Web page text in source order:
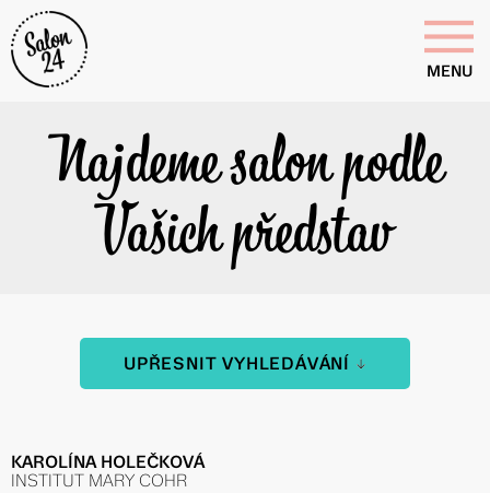
MENU
Najdeme salon podle
Vašich představ
UPŘESNIT VYHLEDÁVÁNÍ
KAROLÍNA HOLEČKOVÁ
INSTITUT MARY COHR